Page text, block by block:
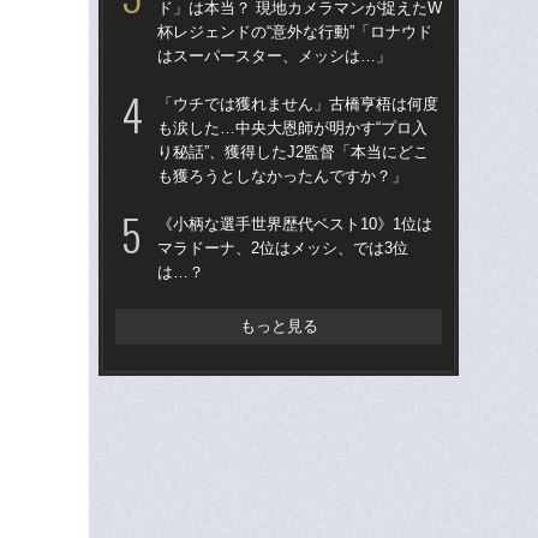
ド」は本当？ 現地カメラマンが捉えたW
杯レジェンドの“意外な行動”「ロナウド
はスーパースター、メッシは…」
「ウチでは獲れません」古橋亨梧は何度
も涙した…中央大恩師が明かす“プロ入
り秘話”、獲得したJ2監督「本当にどこ
も獲ろうとしなかったんですか？」
《小柄な選手世界歴代ベスト10》1位は
マラドーナ、2位はメッシ、では3位
は…？
もっと見る